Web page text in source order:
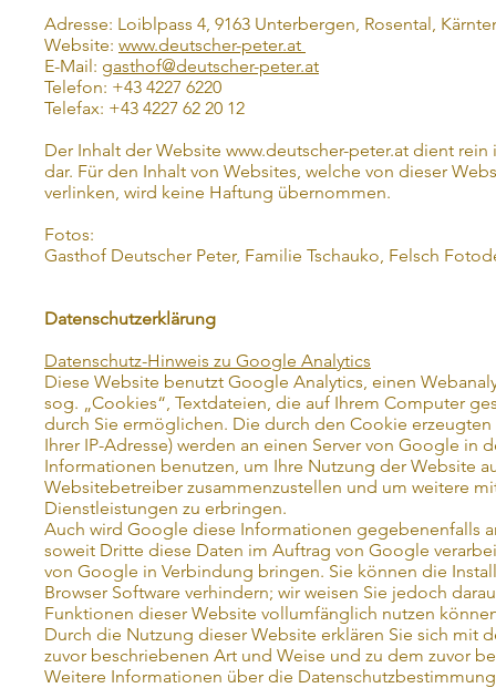
Adresse: Loiblpass 4, 9163 Unterbergen, Rosental,
Website: www.deutscher-peter.at
E-Mail: gasthof@deutscher-peter.at
Telefon: +43 4227 6220
Telefax: +43 4227 62 20 12
Der Inhalt der Website www.deutscher-peter.at dient rein
dar. Für den Inhalt von Websites, welche von dieser
verlinken, wird keine Haftung übernommen.
Fotos:
Gasthof Deutscher Peter, Familie Tschauko, Felsch
Datenschutzerklärung
Datenschutz-Hinweis zu Google Analytics
Diese Website benutzt Google Analytics, einen
sog. „Cookies“, Textdateien, die auf Ihrem Computer
durch Sie ermöglichen. Die durch den Cookie
Ihrer IP-Adresse) werden an einen Server von Google
Informationen benutzen, um Ihre Nutzung der Website
Websitebetreiber zusammenzustellen und um weitere
Dienstleistungen zu erbringen.
Auch wird Google diese Informationen gegebenenfalls
soweit Dritte diese Daten im Auftrag von Google
von Google in Verbindung bringen. Sie können die
Browser Software verhindern; wir weisen Sie jedoch
Funktionen dieser Website vollumfänglich nutzen
Durch die Nutzung dieser Website erklären Sie sich mit
zuvor beschriebenen Art und Weise und zu dem zuvor
Weitere Informationen über die